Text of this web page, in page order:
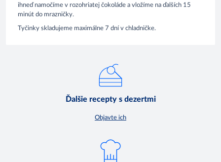
ihneď namočíme v rozohriatej čokoláde a vložíme na ďalších 15
minút do mrazničky.
Tyčinky skladujeme maximálne 7 dní v chladničke.
Ďalšie recepty s dezertmi
Objavte ich